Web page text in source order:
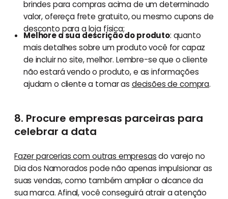
brindes para compras acima de um determinado
valor, ofereça frete gratuito, ou mesmo cupons de
desconto para a loja física;
Melhore a sua descrição do produto: quanto
mais detalhes sobre um produto você for capaz
de incluir no site, melhor. Lembre-se que o cliente
não estará vendo o produto, e as informações
ajudam o cliente a tomar as decisões de compra.
8. Procure empresas parceiras para
celebrar a data
Fazer parcerias com outras empresasdo varejo no
Dia dos Namorados pode não apenas impulsionar as
suas vendas, como também ampliar o alcance da
sua marca. Afinal, você conseguirá atrair a atenção